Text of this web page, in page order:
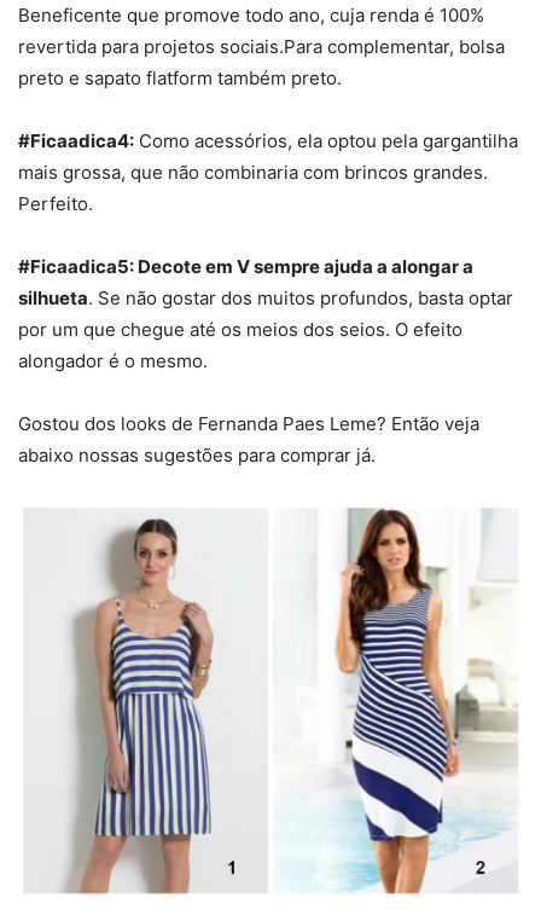
Beneficente que promove todo ano, cuja renda é 100%
revertida para projetos sociais.Para complementar, bolsa
preto e sapato flatform também preto.
#Ficaadica4: Como acessórios, ela optou pela gargantilha
mais grossa, que não combinaria com brincos grandes.
Perfeito.
#Ficaadica5: Decote em V sempre ajuda a alongar a
silhueta. Se não gostar dos muitos profundos, basta optar
por um que chegue até os meios dos seios. O efeito
alongador é o mesmo.
Gostou dos looks de Fernanda Paes Leme? Então veja
abaixo nossas sugestões para comprar já.